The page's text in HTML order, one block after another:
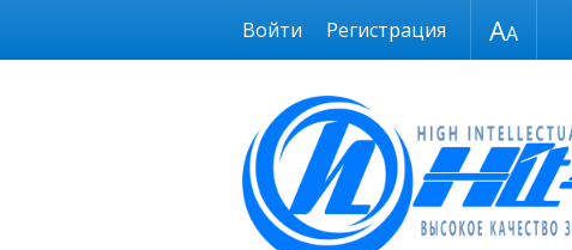
Размер шрифта
Войти Регистрация